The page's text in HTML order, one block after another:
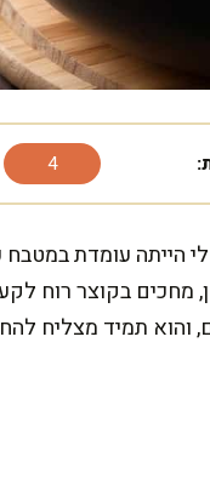
4
הייתה עומדת
מחכים בקוצר רוח
והוא תמיד מצליח